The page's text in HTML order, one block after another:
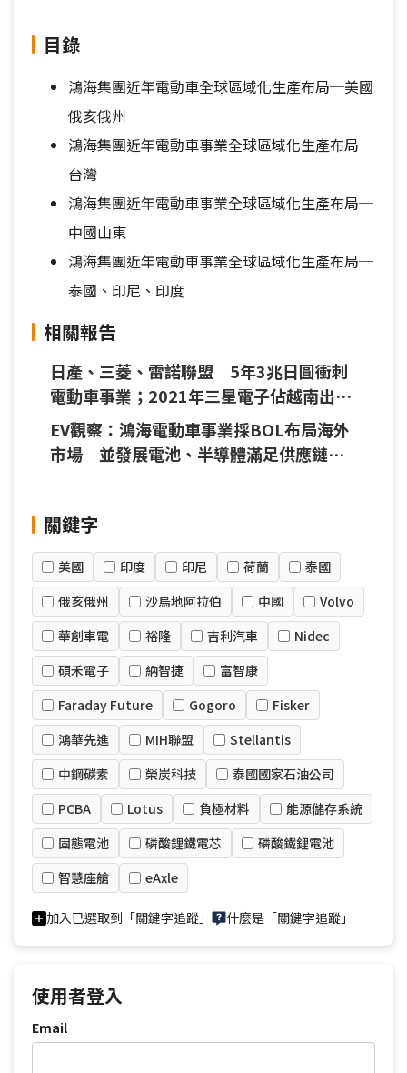
目錄
鴻海集團近年電動車全球區域化生產布局─美國
俄亥俄州
鴻海集團近年電動車事業全球區域化生產布局─
台灣
鴻海集團近年電動車事業全球區域化生產布局─
中國山東
鴻海集團近年電動車事業全球區域化生產布局─
泰國、印尼、印度
相關報告
日產、三菱、雷諾聯盟 5年3兆日圓衝刺
電動車事業；2021年三星電子佔越南出口
額達19.5%；鴻海、Gogoro與印尼政府
將共同發展印尼新能源與電池平台
EV觀察：鴻海電動車事業採BOL布局海外
市場 並發展電池、半導體滿足供應鏈客
關鍵字
美國 印度 印尼 荷蘭
泰國
俄亥俄州
沙烏地阿拉伯 中國
Volvo
華創車電
裕隆 吉利汽車
Nidec
碩禾電子
納智捷
富智康
Faraday Future
Gogoro
Fisker
鴻華先進
MIH聯盟
Stellantis
中鋼碳素
榮炭科技
泰國國家石油公司
PCBA
Lotus 負極材料
能源儲存系統
固態電池
磷酸鋰鐵電芯
磷酸鐵鋰電池
智慧座艙
eAxle
加入已選取到「關鍵字追蹤」 什麼是「關鍵字追蹤」
使用者登入
Email